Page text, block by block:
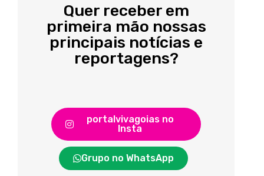
Quer receber em
primeira mão nossas
principais notícias e
reportagens?
portalvivagoias no
Insta
Grupo no WhatsApp